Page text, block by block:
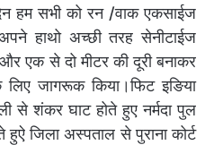
हम सभी को रन /वाक एकसाईज
हाथो अच्छी तरह सेनीटाईज
एक से दो मीटर की दूरी बनाकर
जागरूक किया।फिट इङिया
से शंकर घाट होते हुए नर्मदा पुल
हुऐ जिला अस्पताल से पुराना कोर्ट